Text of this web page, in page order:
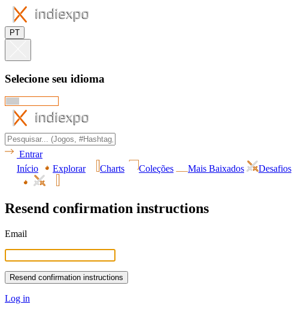
PT
Selecione seu idioma
Entrar
Início
Explorar Charts Coleções Mais Baixados Desafios
Resend confirmation instructions
Email
Log in